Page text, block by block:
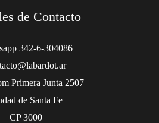
de Contacto
342-6-304086
Primera Junta 2507
de Santa Fe
CP 3000